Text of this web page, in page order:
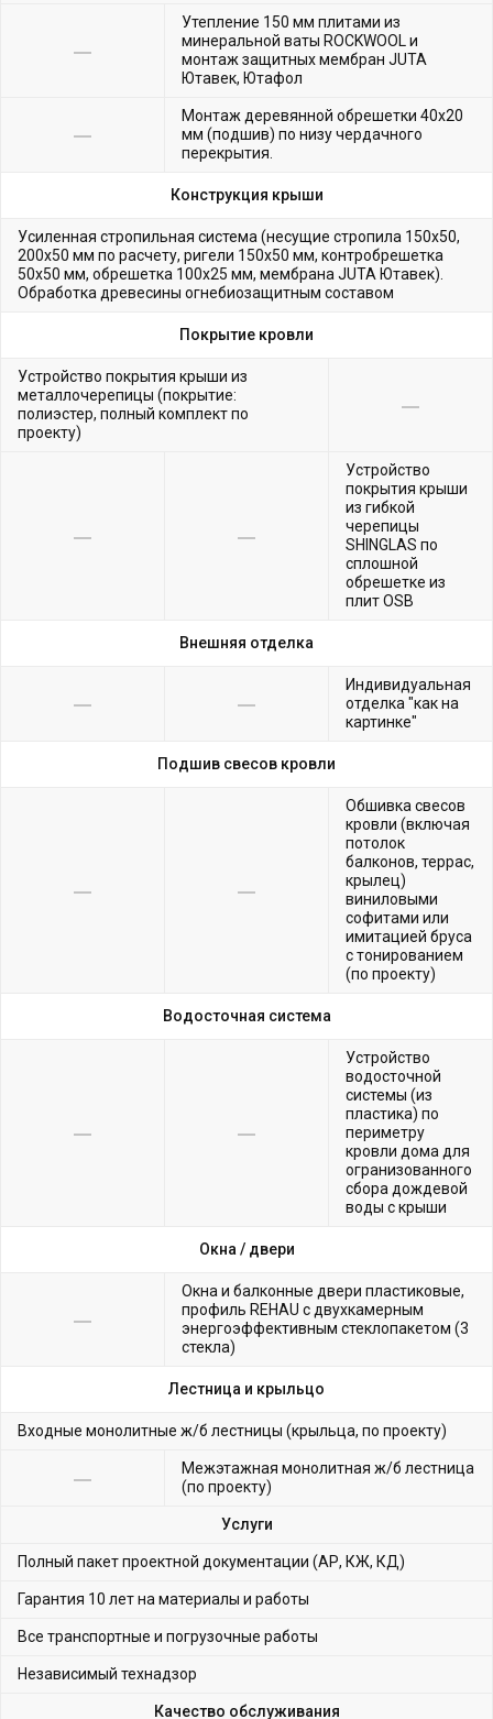
Утепление 150 мм плитами из
минеральной ваты ROCKWOOL и
монтаж защитных мембран JUTA
Ютавек, Ютафол
Монтаж деревянной обрешетки 40х20
мм (подшив) по низу чердачного
перекрытия.
Конструкция крыши
Усиленная стропильная система (несущие стропила 150х50,
200х50 мм по расчету, ригели 150х50 мм, контробрешетка
50х50 мм, обрешетка 100х25 мм, мембрана JUTA Ютавек).
Обработка древесины огнебиозащитным составом
Покрытие кровли
Устройство покрытия крыши из
металлочерепицы (покрытие:
полиэстер, полный комплект по
проекту)
Устройство
покрытия крыши
из гибкой
черепицы
SHINGLAS по
сплошной
обрешетке из
плит OSB
Внешняя отделка
Индивидуальная
отделка "как на
картинке"
Подшив свесов кровли
Обшивка свесов
кровли (включая
потолок
балконов, террас,
крылец)
виниловыми
софитами или
имитацией бруса
с тонированием
(по проекту)
Водосточная система
Устройство
водосточной
системы (из
пластика) по
периметру
кровли дома для
огранизованного
сбора дождевой
воды с крыши
Окна / двери
Окна и балконные двери пластиковые,
профиль REHAU с двухкамерным
энергоэффективным стеклопакетом (3
стекла)
Лестница и крыльцо
Входные монолитные ж/б лестницы (крыльца, по проекту)
Межэтажная монолитная ж/б лестница
(по проекту)
Услуги
Полный пакет проектной документации (АР, КЖ, КД)
Гарантия 10 лет на материалы и работы
Все транспортные и погрузочные работы
Независимый технадзор
Качество обслуживания